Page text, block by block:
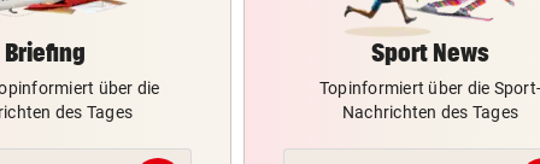
Briefing
über die
des Tages
Sport News
Topinformiert über die
Nachrichten des Tages